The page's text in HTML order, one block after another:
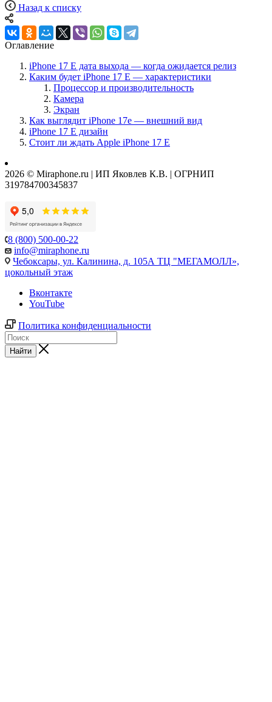
Назад к списку
Оглавление
iPhone 17 E дата выхода — когда ожидается релиз
Каким будет iPhone 17 E — характеристики
Процессор и производительность
Камера
Экран
Как выглядит iPhone 17e — внешний вид
iPhone 17 E дизайн
Стоит ли ждать Apple iPhone 17 E
2026 © Miraphone.ru | ИП Яковлев К.В. | ОГРНИП
319784700345837
8 (800) 500-00-22
info@miraphone.ru
Чебоксары, ул. Калинина, д. 105А ТЦ "МЕГАМОЛЛ»,
цокольный этаж
Вконтакте
YouTube
Политика конфиденциальности
Найти